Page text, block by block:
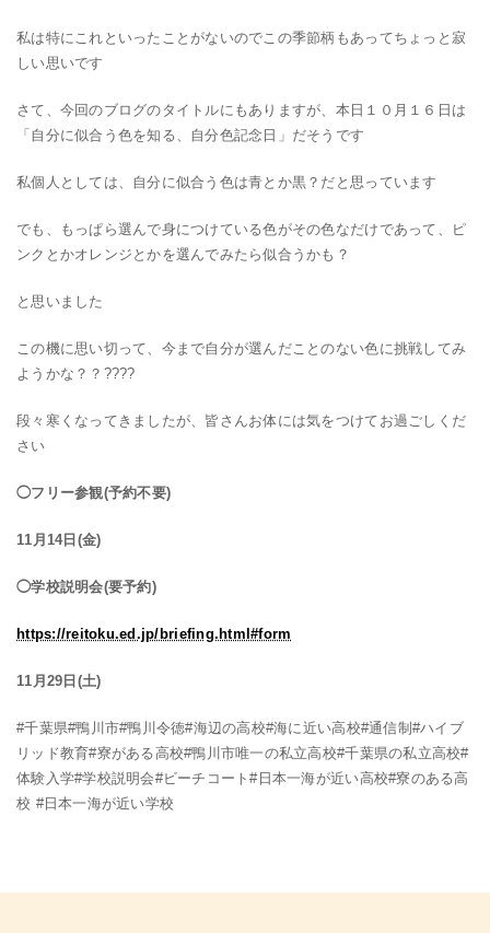
私は特にこれといったことがないのでこの季節柄もあってちょっと寂
しい思いです
さて、今回のブログのタイトルにもありますが、本日１０月１６日は
「自分に似合う色を知る、自分色記念日」だそうです
私個人としては、自分に似合う色は青とか黒？だと思っています
でも、もっぱら選んで身につけている色がその色なだけであって、ピ
ンクとかオレンジとかを選んでみたら似合うかも？
と思いました
この機に思い切って、今まで自分が選んだことのない色に挑戦してみ
ようかな？？????
段々寒くなってきましたが、皆さんお体には気をつけてお過ごしくだ
さい
◯フリー参観(予約不要)
11月14日(金)
◯学校説明会(要予約)
https://reitoku.ed.jp/briefing.html#form
11月29日(土)
#千葉県#鴨川市#鴨川令徳#海辺の高校#海に近い高校#通信制#ハイブ
リッド教育#寮がある高校#鴨川市唯一の私立高校#千葉県の私立高校#
体験入学#学校説明会#ビーチコート#日本一海が近い高校#寮のある高
校 #日本一海が近い学校